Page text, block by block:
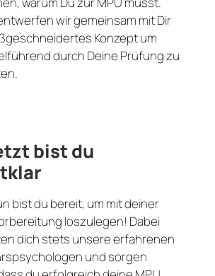
wir gemeinsam mit Dir
Konzept um
durch Deine Prüfung zu
bist du
bist du bereit, um mit deiner
loszulegen! Dabei
dich stets unsere erfahrenen
und sorgen